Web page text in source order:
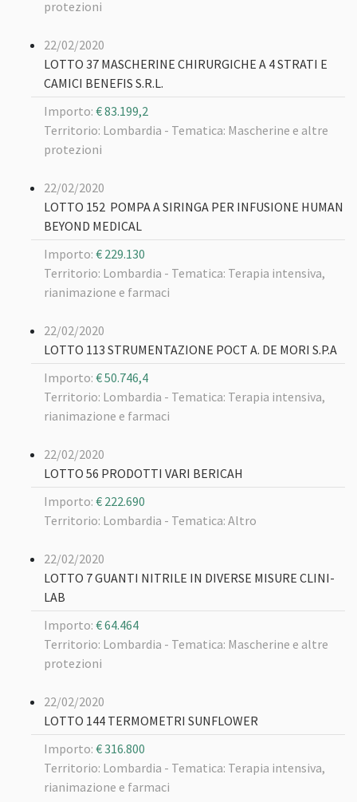
protezioni
22/02/2020
LOTTO 37 MASCHERINE CHIRURGICHE A 4 STRATI E
CAMICI BENEFIS S.R.L.
Importo: € 83.199,2
Territorio: Lombardia - Tematica: Mascherine e altre
protezioni
22/02/2020
LOTTO 152 POMPA A SIRINGA PER INFUSIONE HUMAN
BEYOND MEDICAL
Importo: € 229.130
Territorio: Lombardia - Tematica: Terapia intensiva,
rianimazione e farmaci
22/02/2020
LOTTO 113 STRUMENTAZIONE POCT A. DE MORI S.P.A
Importo: € 50.746,4
Territorio: Lombardia - Tematica: Terapia intensiva,
rianimazione e farmaci
22/02/2020
LOTTO 56 PRODOTTI VARI BERICAH
Importo: € 222.690
Territorio: Lombardia - Tematica: Altro
22/02/2020
LOTTO 7 GUANTI NITRILE IN DIVERSE MISURE CLINI-
LAB
Importo: € 64.464
Territorio: Lombardia - Tematica: Mascherine e altre
protezioni
22/02/2020
LOTTO 144 TERMOMETRI SUNFLOWER
Importo: € 316.800
Territorio: Lombardia - Tematica: Terapia intensiva,
rianimazione e farmaci